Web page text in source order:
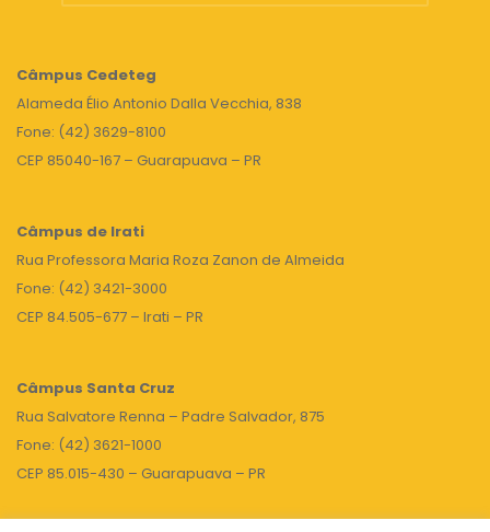
Câmpus Cedeteg
Alameda Élio Antonio Dalla Vecchia, 838
Fone: (42) 3629-8100
CEP 85040-167 – Guarapuava – PR
Câmpus de Irati
Rua Professora Maria Roza Zanon de Almeida
Fone: (42) 3421-3000
CEP 84.505-677 – Irati – PR
Câmpus Santa Cruz
Rua Salvatore Renna – Padre Salvador, 875
Fone: (42) 3621-1000
CEP 85.015-430 – Guarapuava – PR